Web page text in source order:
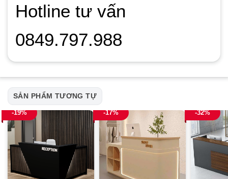
Hotline tư vấn
0849.797.988
SẢN PHẨM TƯƠNG TỰ
-19% -17% -32%